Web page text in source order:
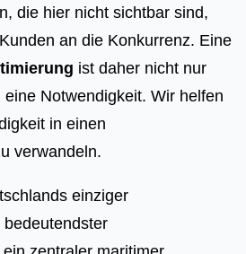
die hier nicht sichtbar sind,
an die Konkurrenz. Eine
ist daher nicht nur
Notwendigkeit. Wir helfen
in einen
verwandeln.
einziger